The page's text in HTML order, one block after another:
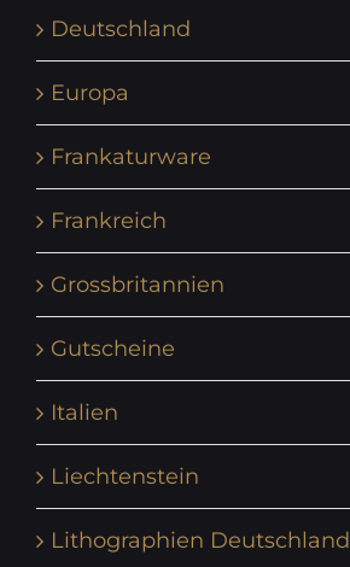
Deutschland
Europa
Frankaturware
Frankreich
Grossbritannien
Gutscheine
Italien
Liechtenstein
Lithographien Deutschland